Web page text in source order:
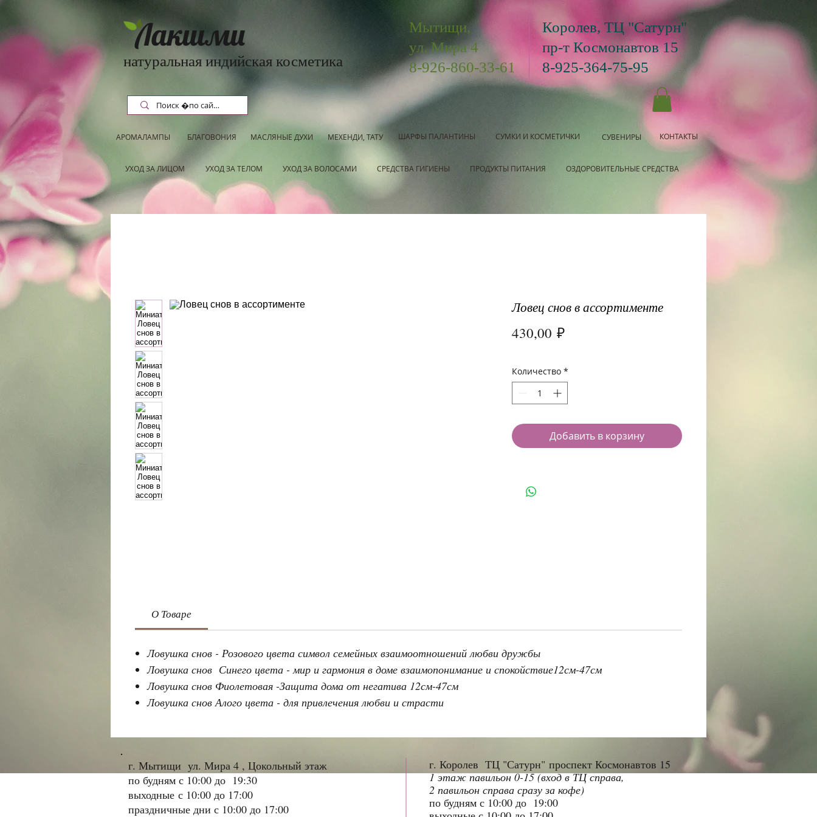
Лакшми
натуральная индийская косметика
Мытищи,
ул. Мира 4
8-926-860-33-61
Королев, ТЦ "Сатурн"
пр-т Космонавтов 15
8-925-364-75-95
АРОМАЛАМПЫ БЛАГОВОНИЯ МАСЛЯНЫЕ ДУХИ МЕХЕНДИ, ТАТУ ШАРФЫ ПАЛАНТИНЫ СУМКИ И КОСМЕТИЧКИ СУВЕНИРЫ КОНТАКТЫ
УХОД ЗА ЛИЦОМ УХОД ЗА ТЕЛОМ УХОД ЗА ВОЛОСАМИ СРЕДСТВА ГИГИЕНЫ ПРОДУКТЫ ПИТАНИЯ ОЗДОРОВИТЕЛЬНЫЕ СРЕДСТВА
Ловец снов в ассортименте
430,00 ₽Цена
Количество *
Добавить в корзину
О Товаре
Ловушка снов - Розового цвета символ семейных взаимоотношений любви дружбы
Ловушка снов Синего цвета - мир и гармония в доме взаимопонимание и спокойствие12см-47см
Ловушка снов Фиолетовая -Защита дома от негатива 12см-47см
Ловушка снов Алого цвета - для привлечения любви и страсти
г. Мытищи ул. Мира 4 , Цокольный этаж
по будням с 10:00 до 19:30
выходные с 10:00 до 17:00
праздничные дни с 10:00 до 17:00
г. Королев ТЦ "Сатурн" проспект Космонавтов 15
1 этаж павильон 0-15 (вход в ТЦ справа,
2 павильон справа сразу за кофе)
по будням с 10:00 до 19:00